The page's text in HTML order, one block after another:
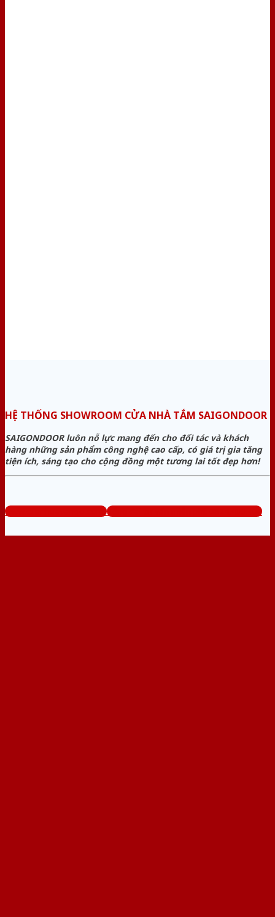
HỆ THỐNG SHOWROOM CỬA NHÀ TẮM SAIGONDOOR
SAIGONDOOR luôn nỗ lực mang đến cho đối tác và khách
hàng những sản phẩm công nghệ cao cấp, có giá trị gia tăng
tiện ích, sáng tạo cho cộng đồng một tương lai tốt đẹp hơn!
www.cuanhuavango.com Tổng đài tư vấn miễn phí: 0824.400.400